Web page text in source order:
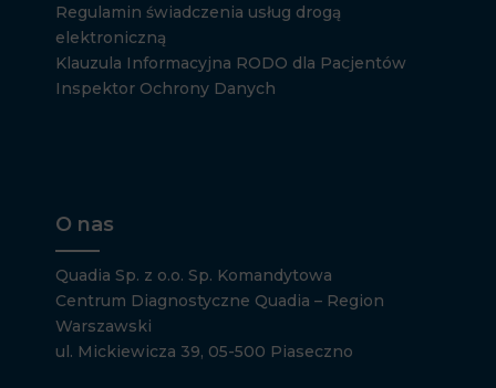
Regulamin świadczenia usług drogą
elektroniczną
Klauzula Informacyjna RODO dla Pacjentów
Inspektor Ochrony Danych
O nas
Quadia Sp. z o.o. Sp. Komandytowa
Centrum Diagnostyczne Quadia – Region
Warszawski
ul. Mickiewicza 39, 05-500 Piaseczno